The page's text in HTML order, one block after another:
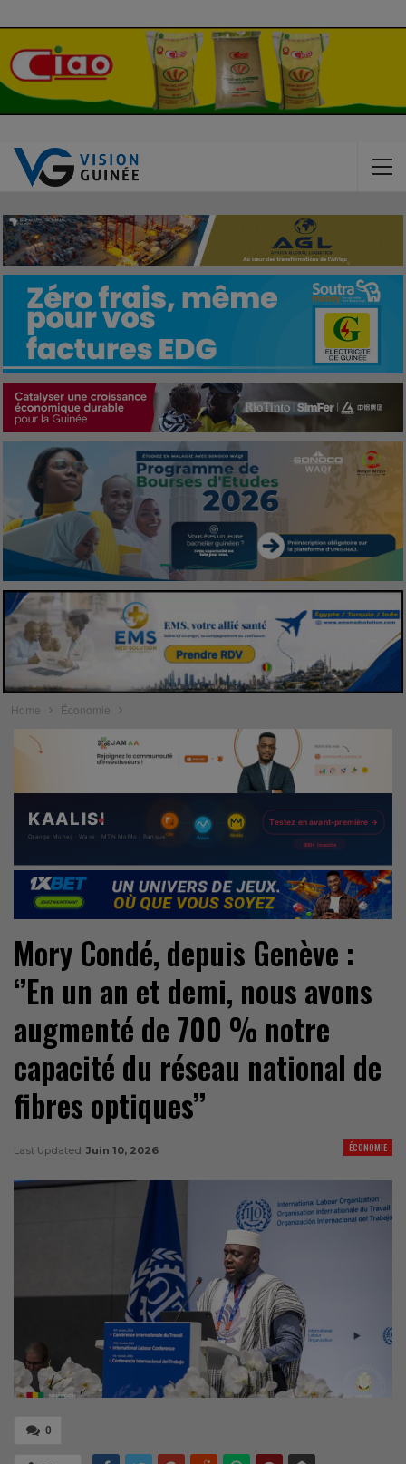
Home Économie
Mory Condé, depuis Genève :
‘’En un an et demi, nous avons
augmenté de 700 % notre
capacité du réseau national de
fibres optiques’’
ÉCONOMIE
Last Updated Juin 10, 2026
0